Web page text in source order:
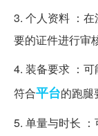
3. 个人资料 ：
要的证件进行审
4. 装备要求 ：
符合平台的跑腿
5. 单量与时长